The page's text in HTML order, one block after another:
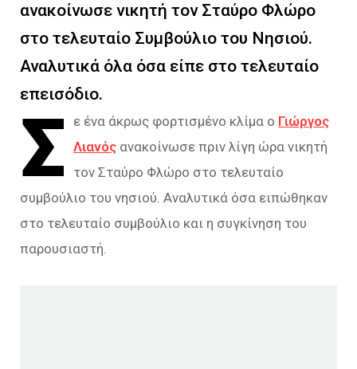
ανακοίνωσε νικητή τον Σταύρο Φλώρο
στο τελευταίο Συμβούλιο του Νησιού.
Αναλυτικά όλα όσα είπε στο τελευταίο
επεισόδιο.
Σ ε ένα άκρως φορτισμένο κλίμα ο Γιώργος
Λιανός ανακοίνωσε πριν λίγη ώρα νικητή
τον Σταύρο Φλώρο στο τελευταίο
συμβούλιο του νησιού. Αναλυτικά όσα ειπώθηκαν
στο τελευταίο συμβούλιο και η συγκίνηση του
παρουσιαστή.